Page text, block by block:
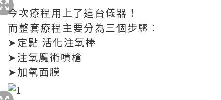
今次療程用上了這台儀器！
而整套療程主要分為三個步驟：
➤定點 活化注氧棒
➤注氧魔術噴槍
➤加氧面膜